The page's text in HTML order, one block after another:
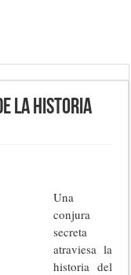
la Historia
Una
conjura
secreta
atraviesa la
historia del